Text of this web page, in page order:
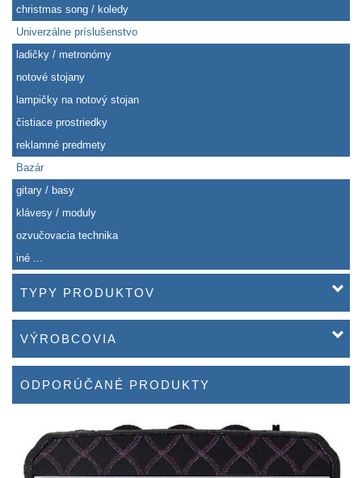
christmas song / koledy
Univerzálne príslušenstvo
ladičky / metronómy
notové stojany
lampičky na notový stojan
čistiace prostriedky
reklamné predmety
Bazár
gitary / basy
klávesy / moduly
ozvučovacia technika
iné ...
TYPY PRODUKTOV
VÝROBCOVIA
ODPORÚČANÉ PRODUKTY